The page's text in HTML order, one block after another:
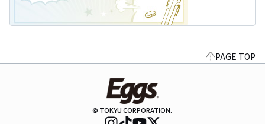
PAGE TOP
© TOKYU CORPORATION.